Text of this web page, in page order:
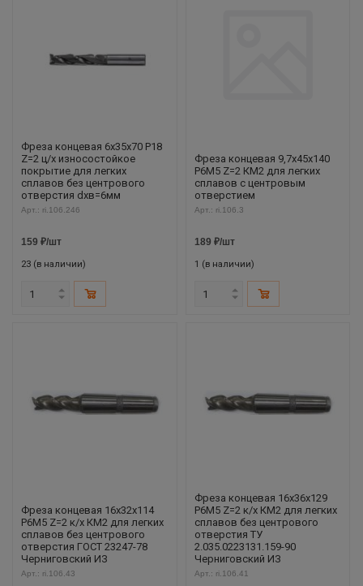
Фреза концевая 6х35х70 Р18
Z=2 ц/х износостойкое
покрытие для легких
сплавов без центрового
отверстия dхв=6мм
Арт.: ri.106.246
159 ₽/шт
23 (в наличии)
Фреза концевая 9,7х45х140
Р6М5 Z=2 КМ2 для легких
сплавов с центровым
отверстием
Арт.: ri.106.3
189 ₽/шт
1 (в наличии)
Фреза концевая 16х32х114
Р6М5 Z=2 к/х КМ2 для легких
сплавов без центрового
отверстия ГОСТ 23247-78
Черниговский ИЗ
Арт.: ri.106.43
Фреза концевая 16х36х129
Р6М5 Z=2 к/х КМ2 для легких
сплавов без центрового
отверстия ТУ
2.035.0223131.159-90
Черниговский ИЗ
Арт.: ri.106.41